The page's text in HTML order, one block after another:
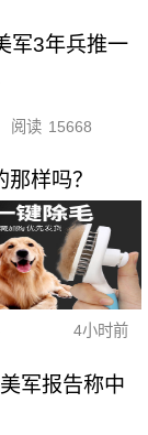
军3年兵推一
阅读 15668
样吗？
4小时前
军报告称中